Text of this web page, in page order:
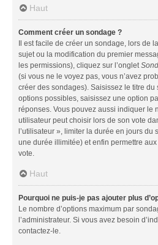
Haut
Comment créer un sondage ?
Il est facile de créer un sondage, lors de
sujet ou la modification du premier
les permissions), cliquez sur l’onglet
(si vous ne le voyez pas, vous n’avez
créer des sondages). Saisissez le titre
options possibles, saisissez une option
réponses. Vous pouvez aussi indiquer le
utilisateur peut choisir lors de son vote
l’utilisateur », limiter la durée en jours du
une durée illimitée) et enfin permettre
vote.
Haut
Pourquoi ne puis-je pas ajouter plus
Le nombre d’options maximum par
l’administrateur. Si vous avez besoin
contactez-le.